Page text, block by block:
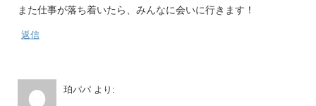
また仕事が落ち着いたら、みんなに会いに行きます！
返信
珀パパ より: